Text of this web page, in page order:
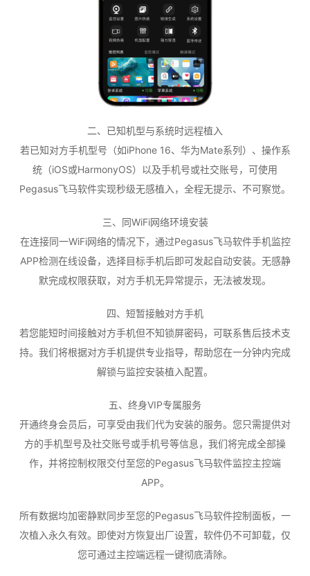
二、已知机型与系统时远程植入
若已知对方手机型号（如iPhone 16、华为Mate系列）、操作系
统（iOS或HarmonyOS）以及手机号或社交账号，可使用
Pegasus飞马软件实现秒级无感植入，全程无提示、不可察觉。
三、同WiFi网络环境安装
在连接同一WiFi网络的情况下，通过Pegasus飞马软件手机监控
APP检测在线设备，选择目标手机后即可发起自动安装。无感静
默完成权限获取，对方手机无异常提示，无法被发现。
四、短暂接触对方手机
若您能短时间接触对方手机但不知锁屏密码，可联系售后技术支
持。我们将根据对方手机提供专业指导，帮助您在一分钟内完成
解锁与监控安装植入配置。
五、终身VIP专属服务
开通终身会员后，可享受由我们代为安装的服务。您只需提供对
方的手机型号及社交账号或手机号等信息，我们将完成全部操
作，并将控制权限交付至您的Pegasus飞马软件监控主控端
APP。
所有数据均加密静默同步至您的Pegasus飞马软件控制面板，一
次植入永久有效。即使对方恢复出厂设置，软件仍不可卸载，仅
您可通过主控端远程一键彻底清除。